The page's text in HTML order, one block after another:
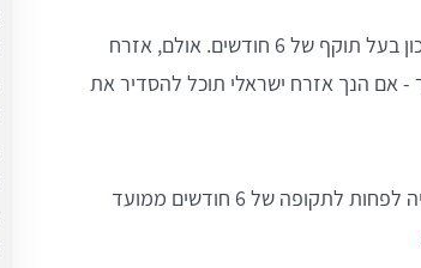
אזרח זר צריך להחזיק בדרכון בעל תוקף של 6 חודשים. אולם, אזרח
- אם הנך אזרח ישראלי תוכל להסדיר את
מומלץ שתוקף דרכונכם יהיה לפחות לתקופה של 6 חודשים ממועד